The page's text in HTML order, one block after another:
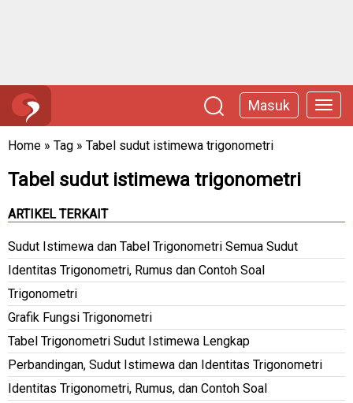
Masuk
Home » Tag » Tabel sudut istimewa trigonometri
Tabel sudut istimewa trigonometri
ARTIKEL TERKAIT
Sudut Istimewa dan Tabel Trigonometri Semua Sudut
Identitas Trigonometri, Rumus dan Contoh Soal
Trigonometri
Grafik Fungsi Trigonometri
Tabel Trigonometri Sudut Istimewa Lengkap
Perbandingan, Sudut Istimewa dan Identitas Trigonometri
Identitas Trigonometri, Rumus, dan Contoh Soal